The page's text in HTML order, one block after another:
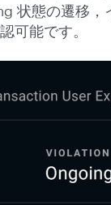
状態の遷移，
可能です。